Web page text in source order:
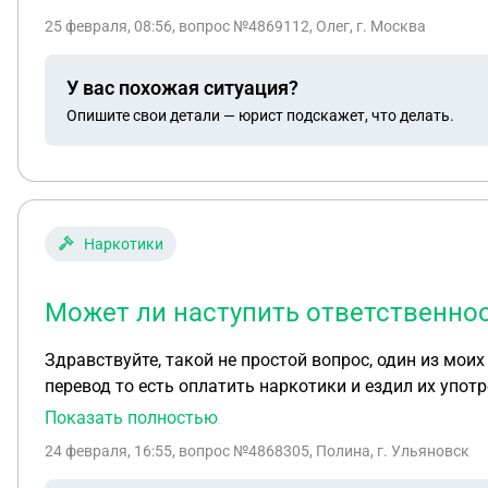
росписи от людей. Единственного чего не хватало:
«имели опыт» с такими же блокировками. Я сделал
криптовалюту. Из последнего уведомления от
получится снять 161-ФЗ, будут ли какие то
на человека, у которого 161-фз, за год не
25 февраля, 08:56, вопрос №4869112, Олег, г. Москва
У вас похожая ситуация?
Опишите свои детали — юрист подскажет, что делать.
Наркотики
Может ли наступить
Здравствуйте, такой не простой вопрос, один из
перевод то есть оплатить наркотики и ездил их
у него скоро будет суд и я боюсь может ли мне за
Показать полностью
24 февраля, 16:55, вопрос №4868305, Полина, г. Ульяновск